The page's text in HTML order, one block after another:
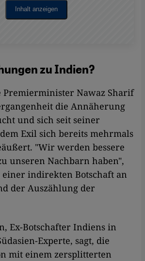
Inhalt anzeigen
zu Indien?
Premierminister Nawaz Sharif
die Annäherung
und sich seit seiner
Exil sich bereits mehrmals
"Wir werden bessere
unseren Nachbarn haben",
einer indirekten Botschaft an
der Auszählung der
Ex-Botschafter Indiens in
Experte, sagt, die
mit einem zersplitterten